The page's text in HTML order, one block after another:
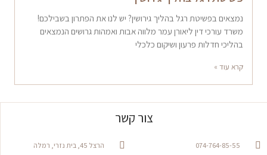
נמצאים בפשיטת רגל בהליך גירושין? יש לנו את הפתרון בשבילכם!
משרד עורכי דין ליאורן עמר מלווה אבות ואמהות גרושים הנמצאים
בהליכי חדלות פרעון ושיקום כלכלי
קרא עוד »
צור קשר
074-764-85-55 הרצל 45, בית נזרי, רמלה